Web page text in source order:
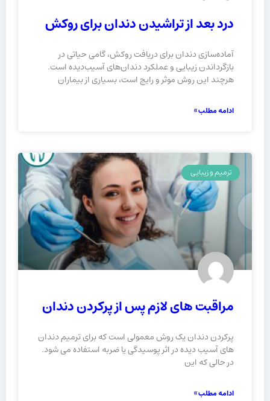
درد بعد از تراشیدن دندان برای روکش
آماده‌سازی دندان برای دریافت روکش، گامی حیاتی در
بازگرداندن زیبایی و عملکرد دندان‌های آسیب‌دیده است.
هرچند این روش موثر و رایج است، بسیاری از بیماران
ادامه مطلب »
ترمیم و زیبایی
مراقبت های لازم پس از پرکردن دندان
پرکردن دندان یک روش معمولی است که برای ترمیم دندان
های آسیب دیده در اثر پوسیدگی یا ضربه استفاده می شود.
در حالی که این
ادامه مطلب »